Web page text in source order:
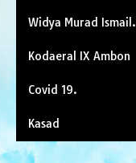
Widya Murad Ismail.
Kodaeral IX Ambon
Covid 19.
Kasad